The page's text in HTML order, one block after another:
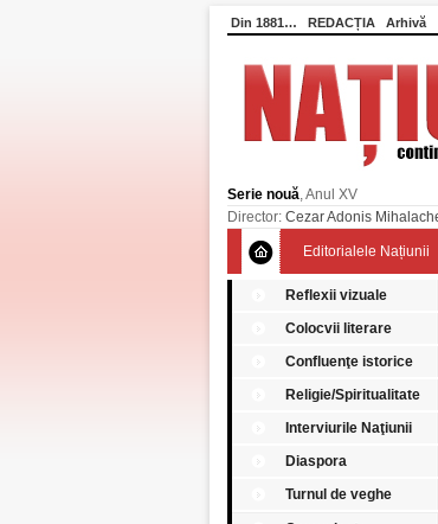
Din 1881… REDACȚIA Arhivă
Serie nouă, Anul XV
Director: Cezar Adonis
Editorialele Națiunii
Reflexii vizuale
Colocvii literare
Confluenţe istorice
Religie/Spiritualitate
Interviurile Naţiunii
Diaspora
Turnul de veghe